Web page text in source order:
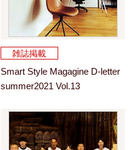
雑誌掲載
Smart Style Magagine D-letter
summer2021 Vol.13